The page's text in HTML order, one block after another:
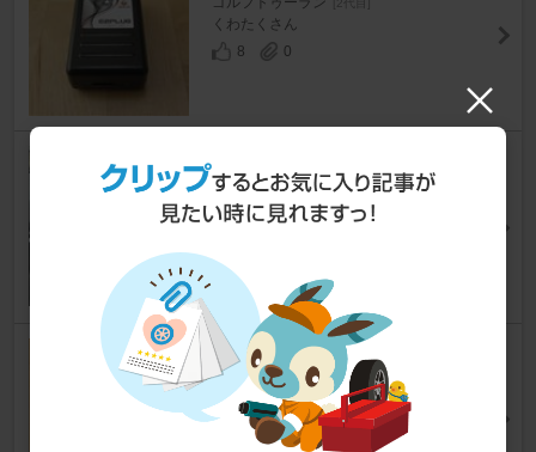
くわたくさん
8
0
maniacs LCD スーパーブラッ
クシールド for VW Discover Pr
o (8inch)
チビック16さん
13
1
RUIYA 強化ガラス保護フィルム
ゴルフトゥーラン [2代目]
くわたくさん
11
1